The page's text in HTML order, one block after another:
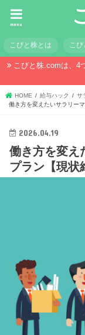
menu
こびと株とは こ
こびと株.comは、4
HOME 給与ハック
サ
働き方を変えたいサラリー
2026.04.19
働き方を変え
プラン【現状